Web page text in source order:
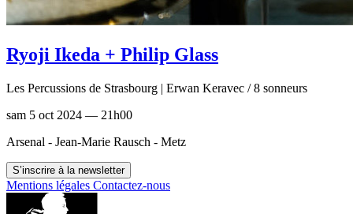
Ryoji Ikeda + Philip Glass
Les Percussions de Strasbourg | Erwan Keravec / 8 sonneurs
sam 5 oct 2024 — 21h00
Arsenal - Jean-Marie Rausch - Metz
S’inscrire à la newsletter
Mentions légales Contactez-nous